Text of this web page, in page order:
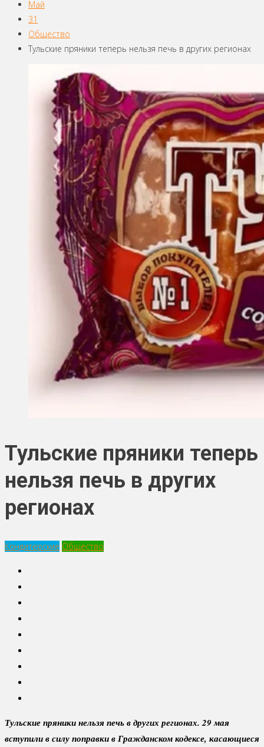
Май
31
Общество
Тульские пряники теперь нельзя печь в других регионах
Тульские пряники теперь
нельзя печь в других
регионах
Кондитерские Общество
Тульские пряники нельзя печь в других регионах. 29 мая
вступили в силу поправки в Гражданском кодексе, касающиеся